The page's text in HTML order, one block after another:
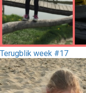
Terugblik week #17